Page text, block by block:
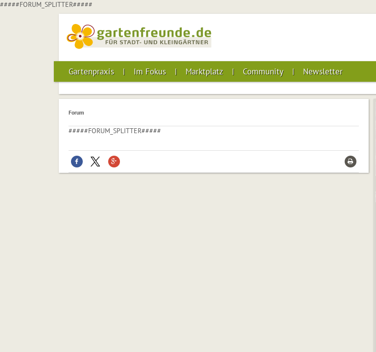
#####FORUM_SPLITTER#####
Gartenpraxis Im Fokus Marktplatz Community Newsletter
Forum
#####FORUM_SPLITTER#####